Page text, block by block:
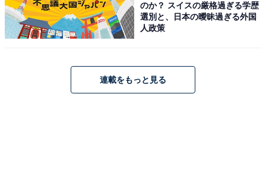
のか？ スイスの厳格過ぎる学歴
選別と、日本の曖昧過ぎる外国
人政策
連載をもっと見る